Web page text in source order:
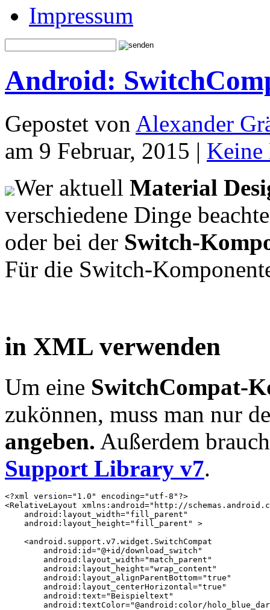
Impressum
Android:
Gepostet von Alexander
am 9 Februar, 2015 | Keine
Wer aktuell Material
verschiedene Dinge
oder bei der Switch-
Für die Switch-
in XML verwenden
Um eine SwitchCompat-
zukönnen, muss man nur
angeben. Außerdem
Support Library v7.
<?xml version="1.0" encoding="utf-8"?>
<RelativeLayout xmlns:android="http://
    android:layout_width="fill_parent"
    android:layout_height="fill_parent" >
    <android.support.v7.widget.SwitchCompat
        android:id="@+id/download_switch"
        android:layout_width="match_parent"
        android:layout_height="wrap_content"
        android:layout_alignParentBottom="true"
        android:layout_centerHorizontal="true"
        android:text="Beispieltext"
android:textColor="@android:color/